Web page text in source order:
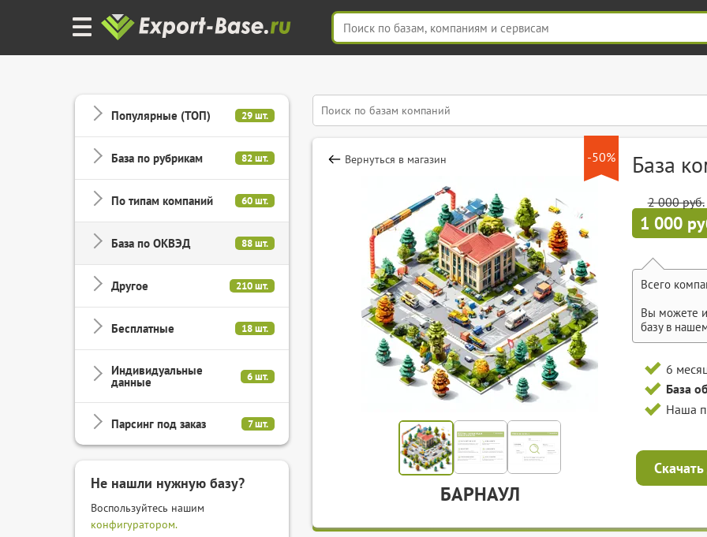
Популярные (ТОП) 29 шт.
База по рубрикам 82 шт.
По типам компаний 60 шт.
База по ОКВЭД 88 шт.
Другое 210 шт.
Бесплатные 18 шт.
Индивидуальные
данные 6 шт.
Парсинг под заказ 7 шт.
Не нашли нужную базу?
Воспользуйтесь нашим
конфигуратором.
-50%
Вернуться в магазин
БАРНАУЛ
База
2 000 руб.
1 000
Всего
Вы можете
базу в
6
База
Наша